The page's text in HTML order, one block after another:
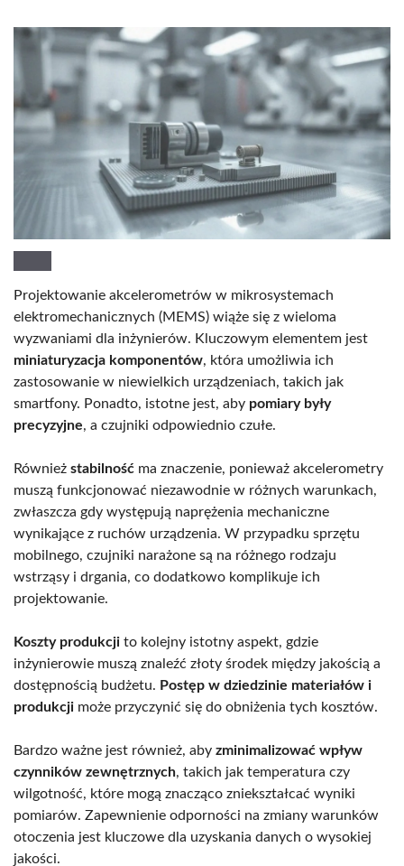
Projektowanie akcelerometrów w mikrosystemach
elektromechanicznych (MEMS) wiąże się z wieloma
wyzwaniami dla inżynierów. Kluczowym elementem jest
miniaturyzacja komponentów, która umożliwia ich
zastosowanie w niewielkich urządzeniach, takich jak
smartfony. Ponadto, istotne jest, aby pomiary były
precyzyjne, a czujniki odpowiednio czułe.
Również stabilność ma znaczenie, ponieważ akcelerometry
muszą funkcjonować niezawodnie w różnych warunkach,
zwłaszcza gdy występują naprężenia mechaniczne
wynikające z ruchów urządzenia. W przypadku sprzętu
mobilnego, czujniki narażone są na różnego rodzaju
wstrząsy i drgania, co dodatkowo komplikuje ich
projektowanie.
Koszty produkcji to kolejny istotny aspekt, gdzie
inżynierowie muszą znaleźć złoty środek między jakością a
dostępnością budżetu. Postęp w dziedzinie materiałów i
produkcji może przyczynić się do obniżenia tych kosztów.
Bardzo ważne jest również, aby zminimalizować wpływ
czynników zewnętrznych, takich jak temperatura czy
wilgotność, które mogą znacząco zniekształcać wyniki
pomiarów. Zapewnienie odporności na zmiany warunków
otoczenia jest kluczowe dla uzyskania danych o wysokiej
jakości.